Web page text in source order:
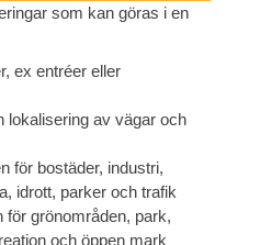
som kan göras i en
ex entréer eller
lokalisering av vägar och
för bostäder, industri,
idrott, parker och trafik
för grönområden, park,
och öppen mark